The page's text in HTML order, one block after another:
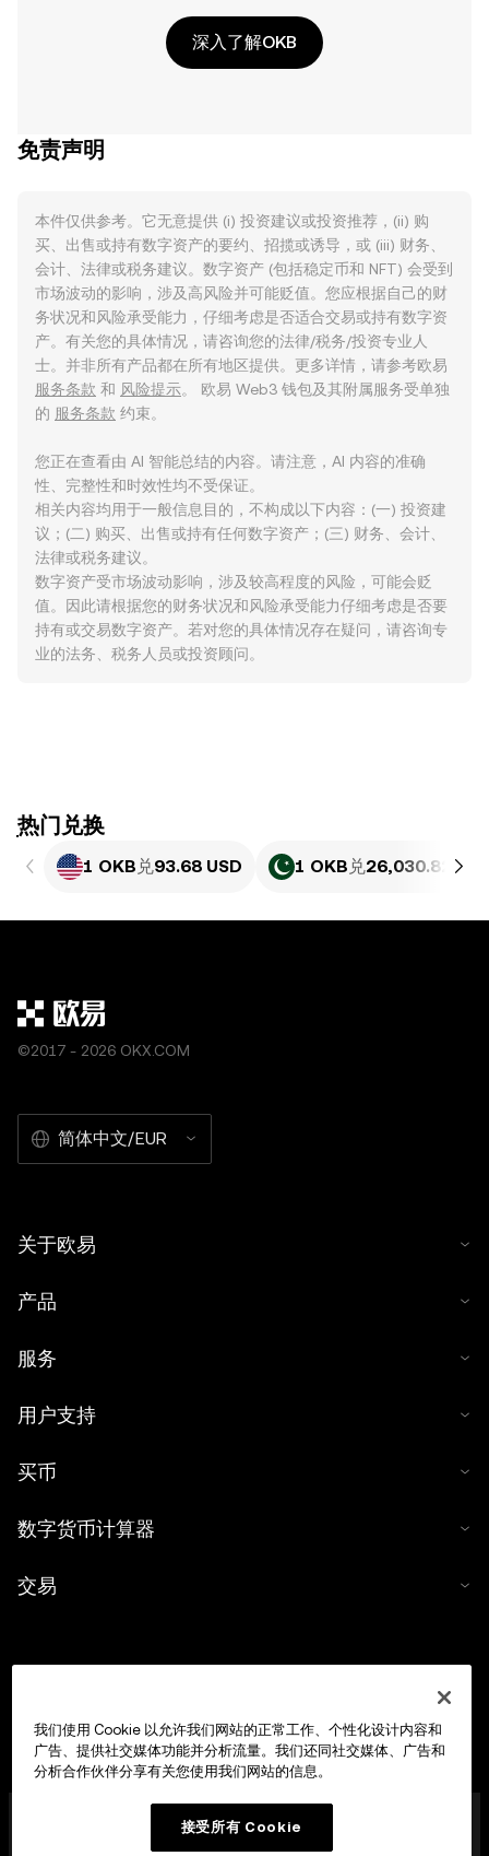
深入了解OKB
免责声明
本件仅供参考。它无意提供 (i) 投资建议或投资推荐，(ii) 购
买、出售或持有数字资产的要约、招揽或诱导，或 (iii) 财务、
会计、法律或税务建议。数字资产 (包括稳定币和 NFT) 会受到
市场波动的影响，涉及高风险并可能贬值。您应根据自己的财
务状况和风险承受能力，仔细考虑是否适合交易或持有数字资
产。有关您的具体情况，请咨询您的法律/税务/投资专业人
士。并非所有产品都在所有地区提供。更多详情，请参考欧易
服务条款 和 风险提示。 欧易 Web3 钱包及其附属服务受单独
的 服务条款 约束。
您正在查看由 AI 智能总结的内容。请注意，AI 内容的准确
性、完整性和时效性均不受保证。
相关内容均用于一般信息目的，不构成以下内容：(一) 投资建
议；(二) 购买、出售或持有任何数字资产；(三) 财务、会计、
法律或税务建议。
数字资产受市场波动影响，涉及较高程度的风险，可能会贬
值。因此请根据您的财务状况和风险承受能力仔细考虑是否要
持有或交易数字资产。若对您的具体情况存在疑问，请咨询专
业的法务、税务人员或投资顾问。
ִִִִִִִִִִִִִִִִִִִִִִִִִִִִִִִִִִִִִִִִִִִִִִִִ热门兑换
1 OKB 兑93.68 USD 1 OKB 兑26,030.82 PKR
©2017 - 2026 OKX.COM
简体中文/EUR
关于欧易
产品
服务
用户支持
买币
数字货币计算器
交易
(MFSA) 依据《数字货币资产市场法案》(马耳他法律第 647
我们使用 Cookie 以允许我们网站的正常工作、个性化设计内容和
广告、提供社交媒体功能并分析流量。我们还同社交媒体、广告和
分析合作伙伴分享有关您使用我们网站的信息。
接受所有 Cookie